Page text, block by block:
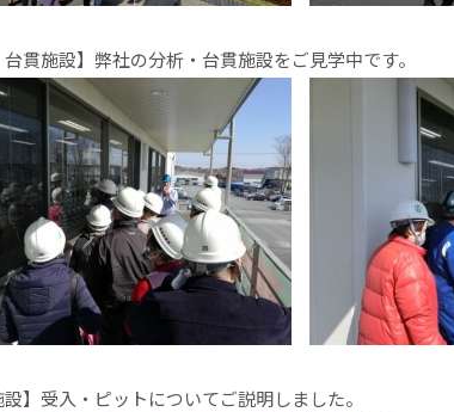
台貫施設】弊社の分析・台貫施設をご見学中です。
設】受入・ピットについてご説明しました。